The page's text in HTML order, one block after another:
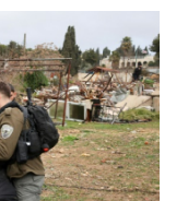
vorerst
Krieg nach Serbien
an Leipziger